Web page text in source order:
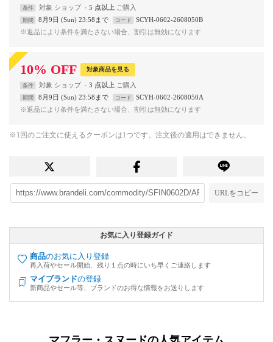
条件 対象 ショップ 5 点以上
期間 8月9日 (Sun) 23:58まで コード
SCYH-0602-2608050B
※返品により条件を満たさない場合、割引は無効になります
10% OFF 対象商品を見る
条件 対象 ショップ 3 点以上
期間 8月9日 (Sun) 23:58まで コード
SCYH-0602-2608050A
※返品により条件を満たさない場合、割引は無効になります
※1回のご注文に使えるクーポンは1つです。注文後の適用はできません。
URLをコピー
お気に入り登録ガイド
商品のお気に入り登録
再入荷やセール開始、残り１点の時にいち早くご連絡します
マイブランドの登録
新商品やセール等、ブランドのお得な情報をお送りします